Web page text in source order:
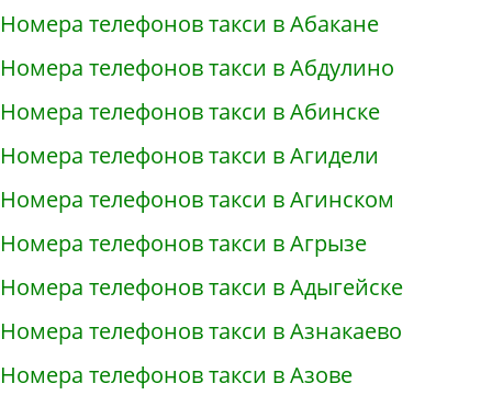
Номера телефонов такси в Абакане
Номера телефонов такси в Абдулино
Номера телефонов такси в Абинске
Номера телефонов такси в Агидели
Номера телефонов такси в Агинском
Номера телефонов такси в Агрызе
Номера телефонов такси в Адыгейске
Номера телефонов такси в Азнакаево
Номера телефонов такси в Азове